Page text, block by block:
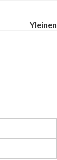
Yleinen